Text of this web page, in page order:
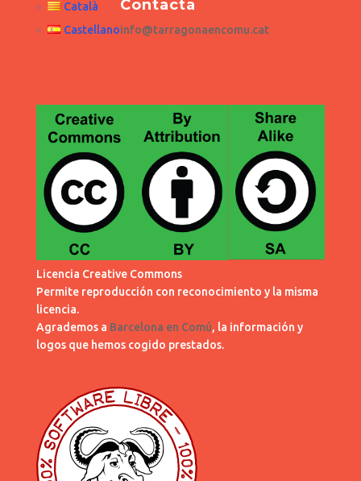
Català
Castellano
Contacta
info@tarragonaencomu.cat
Licencia Creative Commons
Permite reproducción con reconocimiento y la misma
licencia.
Agrademos a Barcelona en Comú, la información y
logos que hemos cogido prestados.